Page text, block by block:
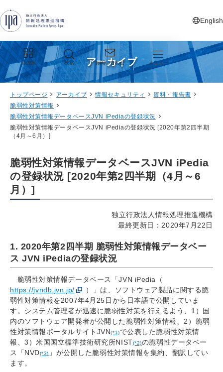
English
新しいタ
目的別 検索 お問い合わせ メニュー
アーカイブ
トップページ アーカイブ 情報セキュリティ
資料・報告書
脆弱性対策情報
脆弱性対策情報データベースJVN iPediaの登録状況
脆弱性対策情報データベースJVN iPediaの登録状況 [2020年第2四半期
（4月～6月）]
脆弱性対策情報データベースJVN iPedia
の登録状況 [2020年第2四半期（4月～6
月）]
独立行政法人情報処理推進機構
最終更新日：2020年7月22日
1. 2020年第2四半期 脆弱性対策情報データベー
ス JVN iPediaの登録状況
脆弱性対策情報データベース「JVN iPedia（
https://jvndb.jvn.jp/
）」は、ソフトウェア製品に関する脆
弱性対策情報を2007年4月25日から日本語で公開していま
す。システム管理者が迅速に脆弱性対策を行えるよう、1）国
内のソフトウェア開発者が公開した脆弱性対策情報、2）脆弱
性対策情報ポータルサイトJVN(*1)で公表した脆弱性対策情
報、3）米国国立標準技術研究所NIST(*2)の脆弱性データベー
ス「NVD(*3) 」が公開した脆弱性対策情報を集約、翻訳してい
ます。